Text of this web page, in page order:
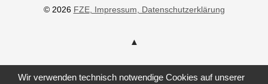
© 2026 FZE, Impressum , Datenschutzerklärung
Wir verwenden technisch notwendige Cookies auf unserer